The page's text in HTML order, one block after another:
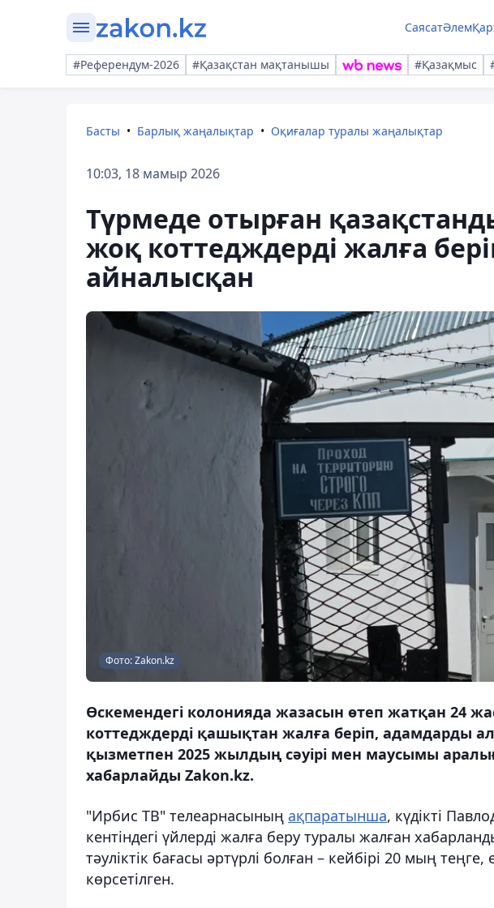
СаясатӘлем
#Референдум-2026 #Қазақстан мақтанышы #Қазақмыс
Басты Барлық жаңалықтар Оқиғалар туралы жаңалықтар
10:03, 18 мамыр 2026
Түрмеде отырған
жоқ коттедждерді жалға
айналысқан
Фото: Zakon.kz
Өскемендегі колонияда жазасын өтеп жатқан 24
коттедждерді қашықтан жалға беріп, адамдарды
қызметпен 2025 жылдың сәуірі мен маусымы
хабарлайды Zakon.kz.
"Ирбис ТВ" телеарнасының ақпаратынша, күдікті
кентіндегі үйлерді жалға беру туралы жалған
тәуліктік бағасы әртүрлі болған – кейбірі 20 мың теңге,
көрсетілген.